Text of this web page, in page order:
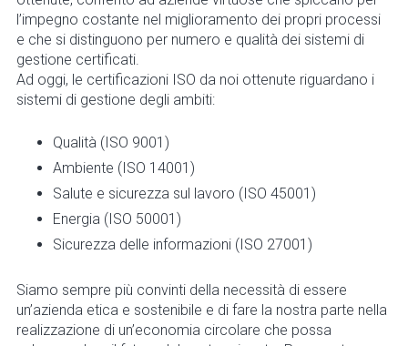
l’impegno costante nel miglioramento dei propri processi
e che si distinguono per numero e qualità dei sistemi di
gestione certificati.
Ad oggi, le certificazioni ISO da noi ottenute riguardano i
sistemi di gestione degli ambiti:
Qualità (ISO 9001)
Ambiente (ISO 14001)
Salute e sicurezza sul lavoro (ISO 45001)
Energia (ISO 50001)
Sicurezza delle informazioni (ISO 27001)
Siamo sempre più convinti della necessità di essere
un’azienda etica e sostenibile e di fare la nostra parte nella
realizzazione di un’economia circolare che possa